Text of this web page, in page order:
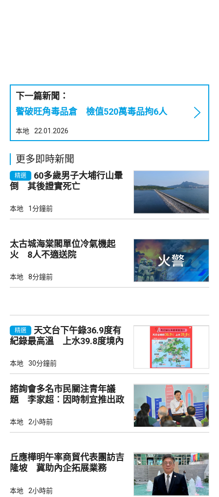
下一篇新聞：
警破旺角毒品倉 檢值520萬毒品拘6人
本地 22.01.2026
更多即時新聞
精選
60多歲男子大埔行山暈
倒 其後證實死亡
本地 1分鐘前
太古城海棠閣單位冷氣機起
火 8人不適送院
本地 8分鐘前
精選
天文台下午錄36.9度有
紀錄最高溫 上水39.8度境內
本地 30分鐘前
諮詢會多名市民關注青年議
題 李家超︰因時制宜推出政
本地 2小時前
丘應樺明午率商貿代表團訪吉
隆坡 冀助內企拓展業務
本地 2小時前